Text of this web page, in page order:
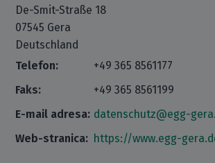
De-Smit-Straße 18
07545 Gera
Deutschland
Telefon:
+49 365 8561177
Faks:
+49 365 8561199
E-mail adresa: datenschutz@egg-
Web-stranica: https://www.egg-